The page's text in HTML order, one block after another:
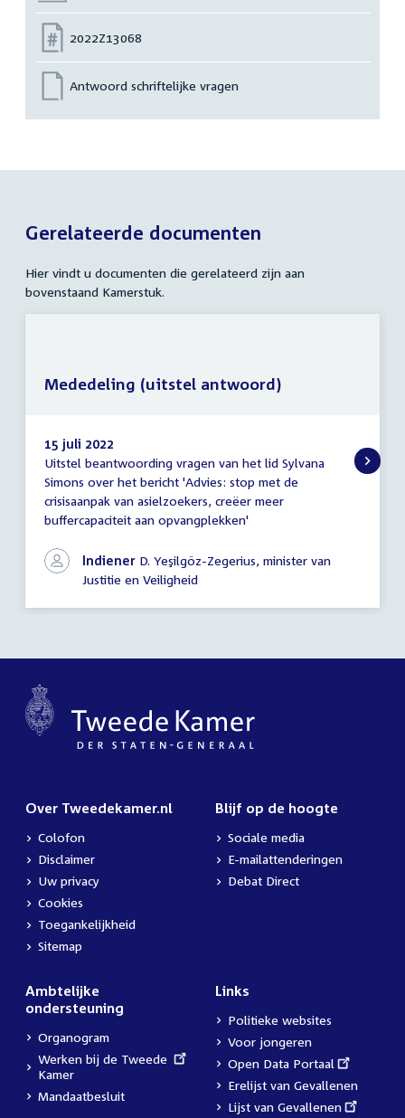
Nummer:
2022Z13068
Antwoord schriftelijke vragen
Gerelateerde documenten
Hier vindt u documenten die gerelateerd zijn aan
bovenstaand Kamerstuk.
Mededeling
(uitstel
antwoord)
15 juli 2022
Uitstel beantwoording vragen van het lid Sylvana
Simons over het bericht 'Advies: stop met de
crisisaanpak van asielzoekers, creëer meer
buffercapaciteit aan opvangplekken'
Indiener D. Yeşilgöz-Zegerius, minister van
Justitie en Veiligheid
Mededeling (uitstel antwoord)
Over Tweedekamer.nl
Colofon
Disclaimer
Uw privacy
Cookies
Toegankelijkheid
Sitemap
Blijf op de hoogte
Sociale media
E-mailattenderingen
Debat Direct
Ambtelijke
ondersteuning
Organogram
External
link:
Werken bij de Tweede
Kamer
Mandaatbesluit
Links
Politieke websites
Voor jongeren
External
link:
Open Data Portaal
Erelijst van Gevallenen
External
Lijst van Gevallenen